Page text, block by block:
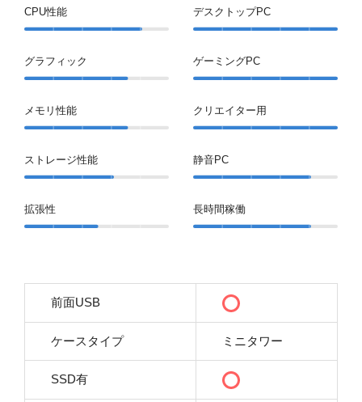
CPU性能
グラフィック
メモリ性能
ストレージ性能
拡張性
デスクトップPC
ゲーミングPC
クリエイター用
静音PC
長時間稼働
前面USB
ケースタイプ ミニタワー
SSD有